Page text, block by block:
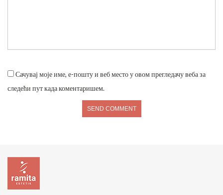
Сачувај моје име, е-пошту и веб место у овом прегледачу веба за
следећи пут када коментаришем.